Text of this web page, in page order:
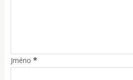
Jméno *